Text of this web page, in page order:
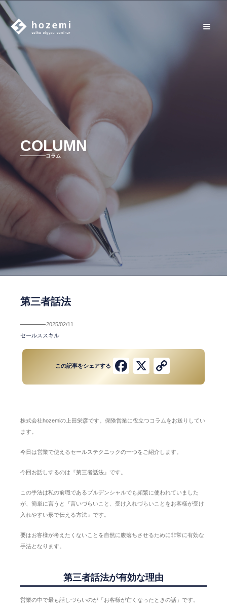
COLUMN
コラム
第三者話法
2025/02/11
セールススキル
この記事をシェアする Facebook
X
株式会社hozemiの上田栄彦です。保険営業に役立つコラムをお送りしてい
ます。
今日は営業で使えるセールステクニックの一つをご紹介します。
今回お話しするのは『第三者話法』です。
この手法は私の前職であるプルデンシャルでも頻繁に使われていました
が、簡単に言うと『言いづらいこと、受け入れづらいことをお客様が受け
入れやすい形で伝える方法』です。
要はお客様が考えたくないことを自然に腹落ちさせるために非常に有効な
手法となります。
第三者話法が有効な理由
営業の中で最も話しづらいのが「お客様が亡くなったときの話」です。